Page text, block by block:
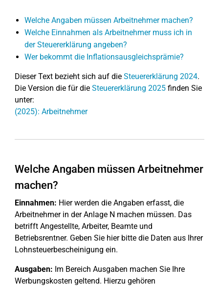
Welche Angaben müssen Arbeitnehmer machen?
Welche Einnahmen als Arbeitnehmer muss ich in
der Steuererklärung angeben?
Wer bekommt die Inflationsausgleichsprämie?
Dieser Text bezieht sich auf die Steuererklärung 2024.
Die Version die für die Steuererklärung 2025 finden Sie
unter:
(2025): Arbeitnehmer
Welche Angaben müssen Arbeitnehmer
machen?
Einnahmen: Hier werden die Angaben erfasst, die
Arbeitnehmer in der Anlage N machen müssen. Das
betrifft Angestellte, Arbeiter, Beamte und
Betriebsrentner. Geben Sie hier bitte die Daten aus Ihrer
Lohnsteuerbescheinigung ein.
Ausgaben: Im Bereich Ausgaben machen Sie Ihre
Werbungskosten geltend. Hierzu gehören